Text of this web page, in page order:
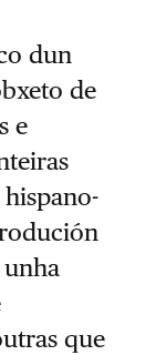
dun
de
e
que